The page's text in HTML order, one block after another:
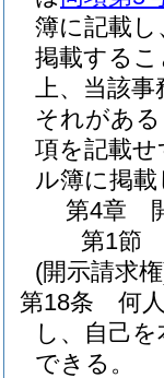
簿に記載
掲載する
上、当該
それがあ
項を記載
ル簿に掲
第4章
第1節
(開示請求
第18条
何
し、自己
できる。